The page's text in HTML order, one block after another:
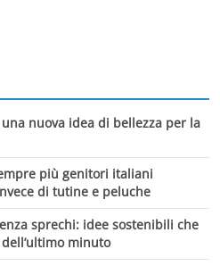
nuova idea di bellezza per la
più genitori italiani
di tutine e peluche
sprechi: idee sostenibili che
minuto